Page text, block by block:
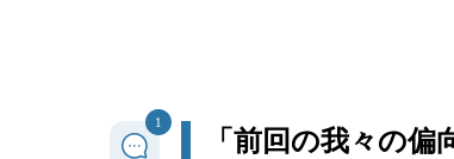
1
「前回の我々の